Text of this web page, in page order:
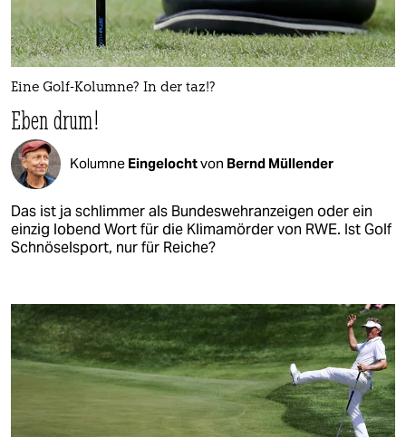
Eine Golf-Kolumne? In der taz!?
Eben drum!
Kolumne Eingelochtvon Bernd Müllender
Das ist ja schlimmer als Bundeswehranzeigen oder ein
einzig lobend Wort für die Klimamörder von RWE. Ist Golf
Schnöselsport, nur für Reiche?